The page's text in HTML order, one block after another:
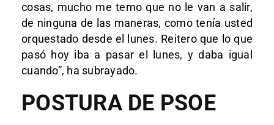
cosas, mucho me temo que no le van a salir,
de ninguna de las maneras, como tenía usted
orquestado desde el lunes. Reitero que lo que
pasó hoy iba a pasar el lunes, y daba igual
cuando”, ha subrayado.
POSTURA DE PSOE